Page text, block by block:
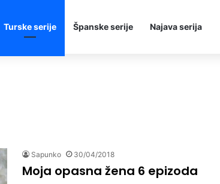
Turske serije Španske serije Najava serija
Sapunko 30/04/2018
Moja opasna žena 6 epizoda